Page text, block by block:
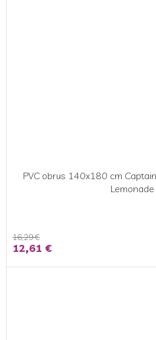
PVC obrus 140x180 cm
Lemonade
16,29 €
12,61 €